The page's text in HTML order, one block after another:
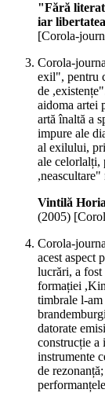
"Fără
iar
[Corola-
Corola-
exil", pentru
de
aidoma artei
artă înaltă a
impure ale
al exilului,
ale celorlalți,
Vintilă
(2005)
Corola-
acest aspect
lucrări, a
formației
timbrale l-am
datorate
construcție a
instrumente
de